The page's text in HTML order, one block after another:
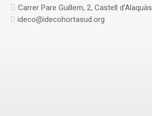
Carrer Pare Guillem, 2, Castell d'Alaquàs
ideco@idecohortasud.org